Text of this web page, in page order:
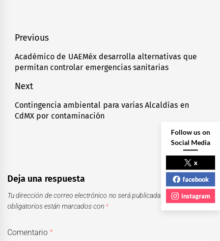
Navegación
de
entradas
Previous
Previous
post:
Académico de UAEMéx desarrolla alternativas que
permitan controlar emergencias sanitarias
Next
Next
post:
Contingencia ambiental para varias Alcaldías en
CdMX por contaminación
Deja una respuesta
Tu dirección de correo electrónico no será publicada.
Los campos
obligatorios están marcados con *
Comentario*
Follow us on
Social Media
x
facebook
instagram